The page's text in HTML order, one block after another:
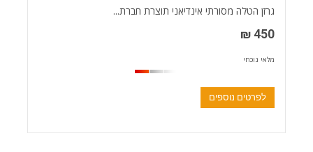
גרזן הטלה מסורתי אינדיאני תוצרת חברת...
450 ₪
מלאי נוכחי
לפרטים נוספים